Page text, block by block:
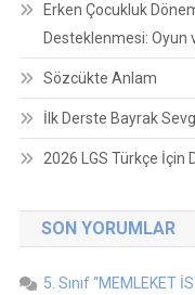
Erken Çocukluk
Desteklenmesi: Oyun
Sözcükte Anlam
İlk Derste Bayrak
2026 LGS Türkçe İçin
SON YORUMLAR
5. Sınıf “MEMLEKET